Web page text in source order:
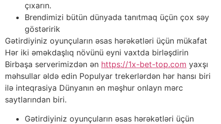
çıxarın.
Brendimizi bütün dünyada tanıtmaq üçün çox səy
göstəririk
Gətirdiyiniz oyunçuların əsas hərəkətləri üçün mükafat
Hər iki əməkdaşlıq növünü eyni vaxtda birləşdirin
Birbaşa serverimizdən ən https://1x-bet-top.com yaxşı
məhsullar əldə edin Populyar trekerlərdən hər hansı biri
ilə inteqrasiya Dünyanın ən məşhur onlayn mərc
saytlarından biri.
Gətirdiyiniz oyunçuların əsas hərəkətləri üçün